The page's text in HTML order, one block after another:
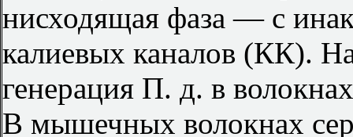
нисходящая фаза — с
калиевых каналов (КК).
генерация П. д. в
В мышечных волокнах